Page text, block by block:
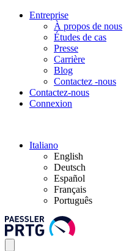
Entreprise
À propos de nous
Études de cas
Presse
Carrière
Blog
Contactez -nous
Contactez-nous
Connexion
Italiano
English
Deutsch
Español
Français
Português